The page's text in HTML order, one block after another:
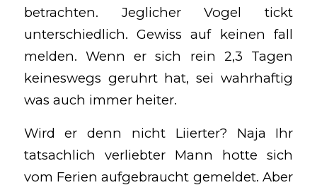
betrachten. Jeglicher Vogel tickt
unterschiedlich. Gewiss auf keinen fall
melden. Wenn er sich rein 2,3 Tagen
keineswegs geruhrt hat, sei wahrhaftig
was auch immer heiter.
Wird er denn nicht Liierter? Naja Ihr
tatsachlich verliebter Mann hotte sich
vom Ferien aufgebraucht gemeldet. Aber